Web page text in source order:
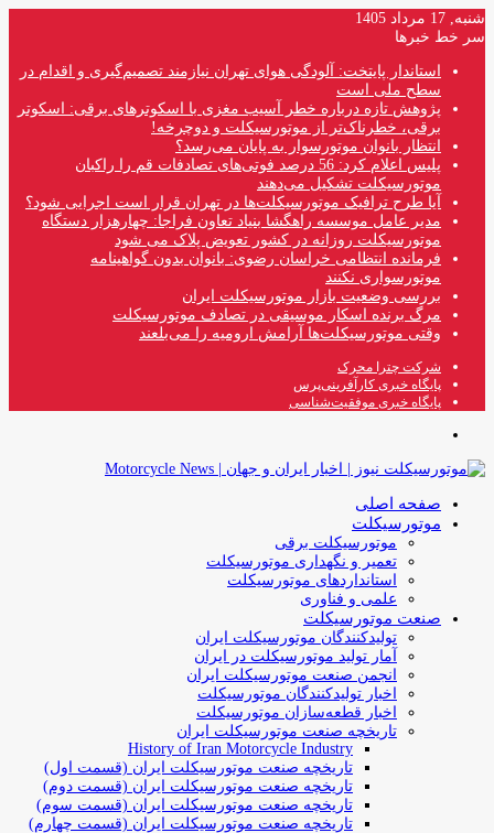
شنبه, 17 مرداد 1405
سر خط خبرها
استاندار پایتخت: آلودگی هوای تهران نیازمند تصمیم‌گیری و اقدام در
سطح ملی است
پژوهش تازه درباره خطر آسیب مغزی با اسکوترهای برقی: اسکوتر
برقی، خطرناک‌تر از موتورسیکلت و دوچرخه!
انتظار بانوان موتورسوار به پایان می‌رسد؟
پلیس اعلام کرد: 56 درصد فوتی‌های تصادفات قم را راکبان
موتورسیکلت تشکیل می‌دهند
آیا طرح ترافیک موتورسیکلت‌ها در تهران قرار است اجرایی شود؟
مدیر عامل موسسه راهگشا بنیاد تعاون فراجا: چهارهزار دستگاه
موتورسیکلت روزانه در کشور تعویض پلاک می شود
فرمانده انتظامی خراسان رضوی: بانوان بدون گواهینامه
موتورسواری نکنند
بررسی وضعیت بازار موتورسیکلت ایران
مرگ برنده اسکار موسیقی در تصادف موتورسیکلت
وقتی موتورسیکلت‌ها آرامش ارومیه را می‌بلعند
شرکت چترا محرک
پایگاه خبری کارآفرینی‌پرس
پایگاه خبری موفقیت‌شناسی
صفحه اصلی
موتورسیکلت
موتورسیکلت برقی
تعمیر و نگهداری موتورسیکلت
استانداردهای موتورسیکلت
علمی و فناوری
صنعت موتورسیکلت
تولیدکنندگان موتورسیکلت ایران
آمار تولید موتورسیکلت در ایران
انجمن صنعت موتورسیکلت ایران
اخبار تولیدکنندگان موتورسیکلت
اخبار قطعه‌سازان موتورسیکلت
تاریخچه صنعت موتورسیکلت ایران
History of Iran Motorcycle Industry
تاریخچه صنعت موتورسیکلت ایران (قسمت اول)
تاریخچه صنعت موتورسیکلت ایران (قسمت دوم)
تاریخچه صنعت موتورسیکلت ایران (قسمت سوم)
تاریخچه صنعت موتورسیکلت ایران (قسمت چهارم)